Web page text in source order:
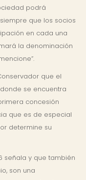
podrá
que los socios
en cada una
la denominación
que el
se encuentra
concesión
que es de especial
determine su
señala y que también
son una